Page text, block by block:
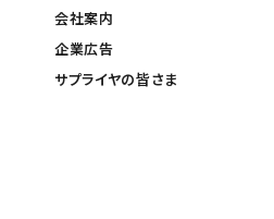
会社案内
企業広告
サプライヤの皆さま